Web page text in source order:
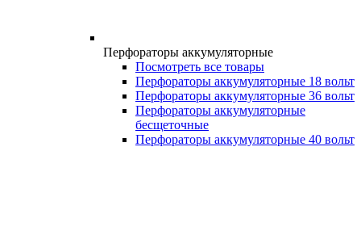
Перфораторы аккумуляторные
Посмотреть все товары
Перфораторы аккумуляторные 18 вольт
Перфораторы аккумуляторные 36 вольт
Перфораторы аккумуляторные
бесщеточные
Перфораторы аккумуляторные 40 вольт